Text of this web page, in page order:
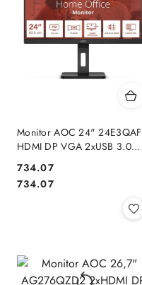
Monitor AOC 24" 24E3QAF
HDMI DP VGA 2xUSB 3.0
Cena:
734.07
Cena:
734.07